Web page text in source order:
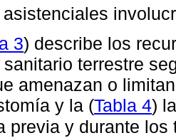
3) describe los
terrestre
amenazan o
y la (Tabla 4)
previa y durante los